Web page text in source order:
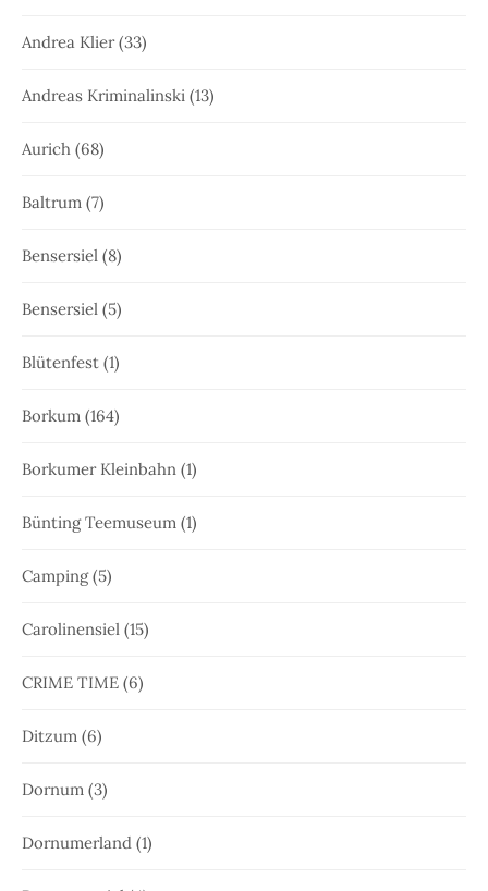
Andrea Klier(33)
Andreas Kriminalinski (13)
Aurich (68)
Baltrum (7)
Bensersiel (8)
Bensersiel (5)
Blütenfest (1)
Borkum (164)
Borkumer Kleinbahn (1)
Bünting Teemuseum (1)
Camping(5)
Carolinensiel (15)
CRIME TIME (6)
Ditzum (6)
Dornum (3)
Dornumerland (1)